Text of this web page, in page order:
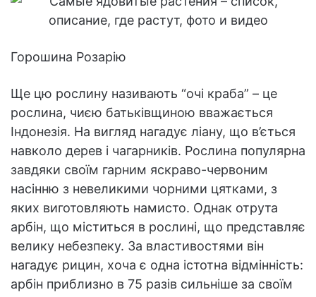
Горошина Розарію
Ще цю рослину називають “очі краба” – це
рослина, чиєю батьківщиною вважається
Індонезія. На вигляд нагадує ліану, що в’ється
навколо дерев і чагарників. Рослина популярна
завдяки своїм гарним яскраво-червоним
насінню з невеликими чорними цятками, з
яких виготовляють намисто. Однак отрута
арбін, що міститься в рослині, що представляє
велику небезпеку. За властивостями він
нагадує рицин, хоча є одна істотна відмінність:
арбін приблизно в 75 разів сильніше за своїм